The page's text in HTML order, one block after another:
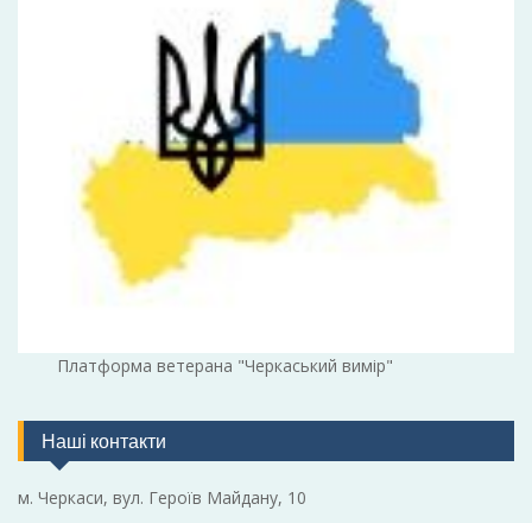
Платформа ветерана "Черкаський вимір"
Наші контакти
м. Черкаси, вул. Героїв Майдану, 10